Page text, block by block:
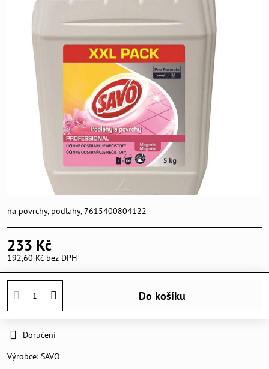
na povrchy, podlahy, 7615400804122
233 Kč
192,60 Kč bez DPH
Do košíku
Doručení
Výrobce: SAVO